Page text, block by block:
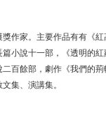
作家。主要作品有有《
小說十一部，《透明的紅
百餘部，劇作《我們的荊
集、演講集。